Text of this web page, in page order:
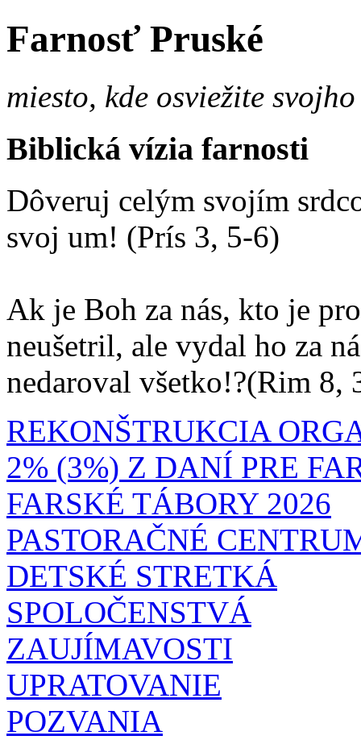
Farnosť Pruské
miesto, kde osviežite
Biblická vízia farnosti
Dôveruj celým svojím
svoj um! (Prís 3, 5-6)
Ak je Boh za nás, kto je
neušetril, ale vydal ho za
nedaroval všetko!?(Rim 8,
REKONŠTRUKCIA
2% (3%) Z DANÍ PRE
FARSKÉ TÁBORY 2026
PASTORAČNÉ
DETSKÉ STRETKÁ
SPOLOČENSTVÁ
ZAUJÍMAVOSTI
UPRATOVANIE
POZVANIA